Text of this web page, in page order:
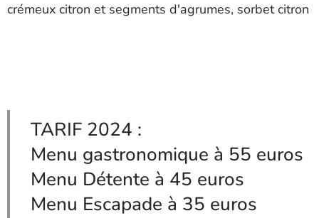
crémeux citron et segments d'agrumes, sorbet citron
TARIF 2024 :
Menu gastronomique à 55 euros
Menu Détente à 45 euros
Menu Escapade à 35 euros